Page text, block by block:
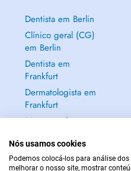
Dentista em Berlin
Clínico geral (CG)
em Berlin
Dentista em
Frankfurt
Dermatologista em
Frankfurt
Mostrar tudo →
Nós usamos cookies
Podemos colocá-los para análise
melhorar o nosso site, mostrar